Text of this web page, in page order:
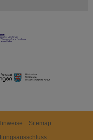
Sitemap